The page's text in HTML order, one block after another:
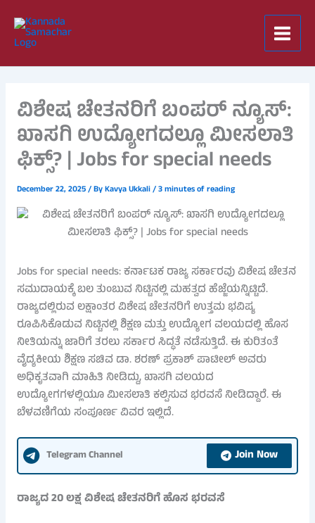
content
ವಿಶೇಷ ಚೇತನರಿಗೆ ಬಂಪರ್ ನ್ಯೂಸ್:
ಖಾಸಗಿ ಉದ್ಯೋಗದಲ್ಲೂ ಮೀಸಲಾತಿ
ಫಿಕ್ಸ್? | Jobs for special needs
December 22, 2025/ ByKavya Ukkali/3 minutes of reading
Jobs for special needs: ಕರ್ನಾಟಕ ರಾಜ್ಯ ಸರ್ಕಾರವು ವಿಶೇಷ ಚೇತನ
ಸಮುದಾಯಕ್ಕೆ ಬಲ ತುಂಬುವ ನಿಟ್ಟಿನಲ್ಲಿ ಮಹತ್ವದ ಹೆಜ್ಜೆಯನ್ನಿಟ್ಟಿದೆ.
ರಾಜ್ಯದಲ್ಲಿರುವ ಲಕ್ಷಾಂತರ ವಿಶೇಷ ಚೇತನರಿಗೆ ಉತ್ತಮ ಭವಿಷ್ಯ
ರೂಪಿಸಿಕೊಡುವ ನಿಟ್ಟಿನಲ್ಲಿ ಶಿಕ್ಷಣ ಮತ್ತು ಉದ್ಯೋಗ ವಲಯದಲ್ಲಿ ಹೊಸ
ನೀತಿಯನ್ನು ಜಾರಿಗೆ ತರಲು ಸರ್ಕಾರ ಸಿದ್ಧತೆ ನಡೆಸುತ್ತಿದೆ. ಈ ಕುರಿತಂತೆ
ವೈದ್ಯಕೀಯ ಶಿಕ್ಷಣ ಸಚಿವ ಡಾ. ಶರಣ್ ಪ್ರಕಾಶ್ ಪಾಟೀಲ್ ಅವರು
ಅಧಿಕೃತವಾಗಿ ಮಾಹಿತಿ ನೀಡಿದ್ದು, ಖಾಸಗಿ ವಲಯದ
ಉದ್ಯೋಗಗಳಲ್ಲಿಯೂ ಮೀಸಲಾತಿ ಕಲ್ಪಿಸುವ ಭರವಸೆ ನೀಡಿದ್ದಾರೆ. ಈ
ಬೆಳವಣಿಗೆಯ ಸಂಪೂರ್ಣ ವಿವರ ಇಲ್ಲಿದೆ.
Telegram Channel Join Now
ರಾಜ್ಯದ 20 ಲಕ್ಷ ವಿಶೇಷ ಚೇತನರಿಗೆ ಹೊಸ ಭರವಸೆ